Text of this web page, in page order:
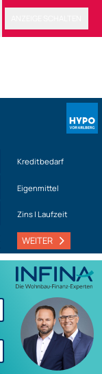
Kreditbedarf
Eigenmittel
Zins | Laufzeit
WEITER